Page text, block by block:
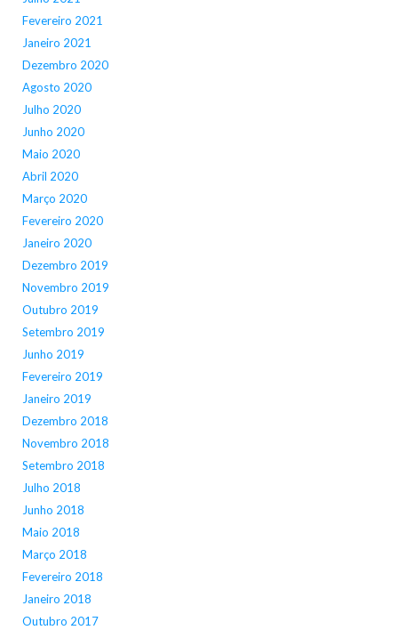
Fevereiro 2021
Janeiro 2021
Dezembro 2020
Agosto 2020
Julho 2020
Junho 2020
Maio 2020
Abril 2020
Março 2020
Fevereiro 2020
Janeiro 2020
Dezembro 2019
Novembro 2019
Outubro 2019
Setembro 2019
Junho 2019
Fevereiro 2019
Janeiro 2019
Dezembro 2018
Novembro 2018
Setembro 2018
Julho 2018
Junho 2018
Maio 2018
Março 2018
Fevereiro 2018
Janeiro 2018
Outubro 2017